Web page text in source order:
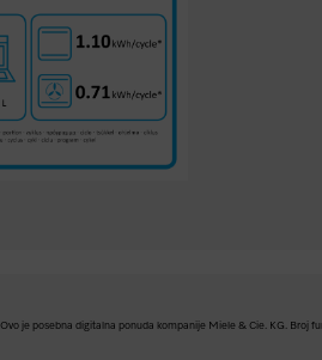
Ovo je posebna digitalna ponuda kompanije Miele & Cie. KG. Broj